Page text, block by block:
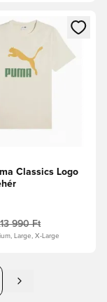
vagy a tagként
egy modált a
Classics Logo
13 990 Ft
Large, X-Large